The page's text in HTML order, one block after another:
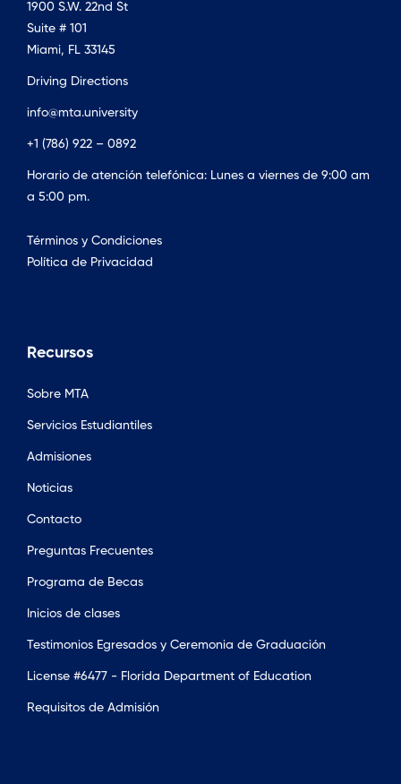
1900 S.W. 22nd St
Suite # 101
Miami, FL 33145
Driving Directions
info@mta.university
+1 (786) 922 – 0892
Horario de atención telefónica: Lunes a viernes de 9:00 am
a 5:00 pm.
Términos y Condiciones
Política de Privacidad
Recursos
Sobre MTA
Servicios Estudiantiles
Admisiones
Noticias
Contacto
Preguntas Frecuentes
Programa de Becas
Inicios de clases
Testimonios Egresados y Ceremonia de Graduación
License #6477 - Florida Department of Education
Requisitos de Admisión